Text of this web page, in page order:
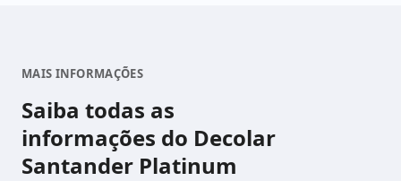
MAIS INFORMAÇÕES
Saiba todas as
informações do Decolar
Santander Platinum